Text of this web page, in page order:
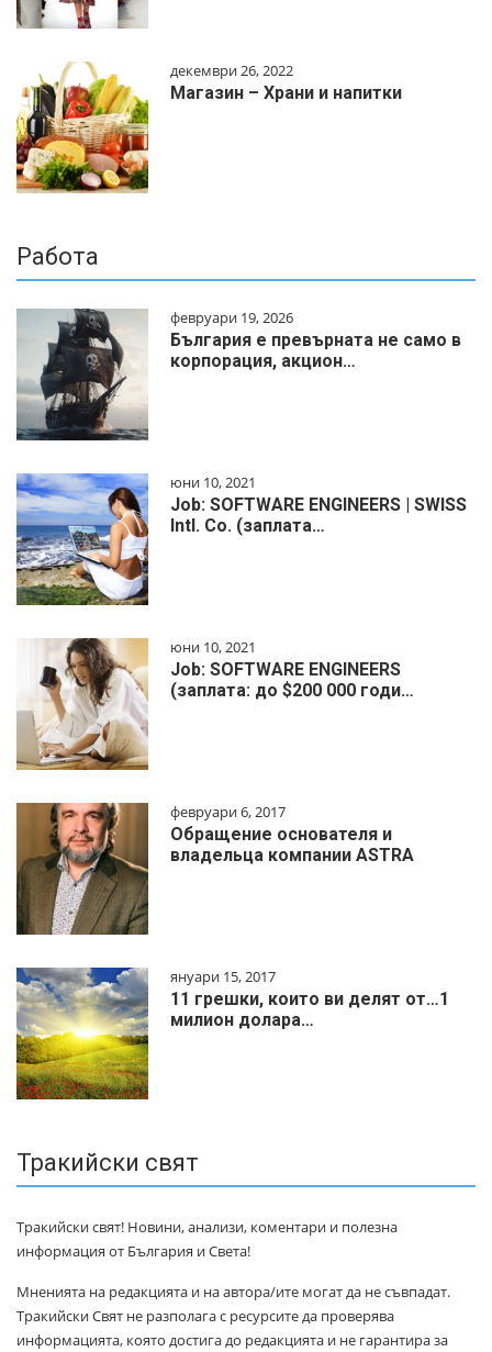
декември 26, 2022
Магазин – Храни и напитки
Работа
февруари 19, 2026
България е превърната не само в
корпорация, акцион…
юни 10, 2021
Job: SOFTWARE ENGINEERS | SWISS
Intl. Co. (заплата…
юни 10, 2021
Job: SOFTWARE ENGINEERS
(заплата: до $200 000 годи…
февруари 6, 2017
Обращение основателя и
владельца компании ASTRA
януари 15, 2017
11 грешки, които ви делят от…1
милиoн дoлapa…
Тракийски свят
Тракийски свят! Новини, анализи, коментари и полезна
информация от България и Света!
Мненията на редакцията и на автора/ите могат да не съвпадат.
Тракийски Свят не разполага с ресурсите да проверява
информацията, която достига до редакцията и не гарантира за